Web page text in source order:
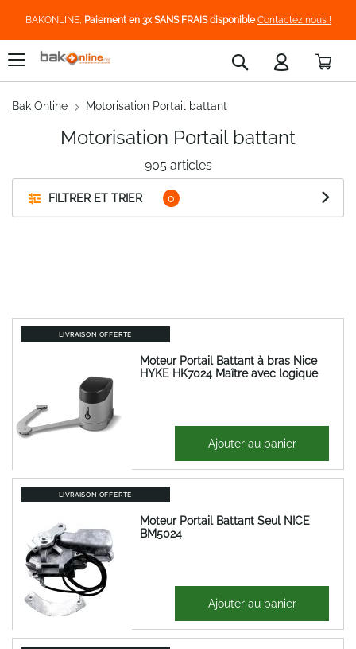
BAKONLINE, Paiement en 3x SANS FRAIS disponible Contactez nous !
Rechercher
Bak Online Motorisation Portail battant
FILTRER ET TRIER
905articles
Motorisation Portail battant
LIVRAISON OFFERTE
Moteur Portail Battant à bras Nice
HYKE HK7024 Maître avec logique
720,51 € Ajouter au panier
LIVRAISON OFFERTE
Moteur Portail Battant Seul NICE
BM5024
818,21 €
681,84 € Ajouter au panier